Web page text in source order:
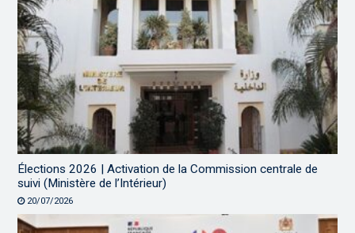
Élections 2026 | Activation de la Commission centrale de
suivi (Ministère de l’Intérieur)
20/07/2026